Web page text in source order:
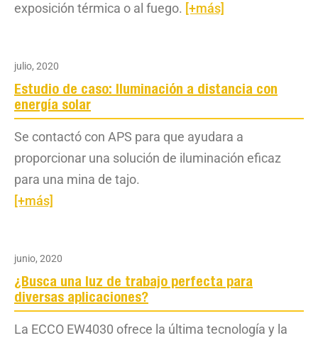
exposición térmica o al fuego. [+más]
julio, 2020
Estudio de caso: Iluminación a distancia con
energía solar
Se contactó con APS para que ayudara a
proporcionar una solución de iluminación eficaz
para una mina de tajo.
[+más]
junio, 2020
¿Busca una luz de trabajo perfecta para
diversas aplicaciones?
La ECCO EW4030 ofrece la última tecnología y la